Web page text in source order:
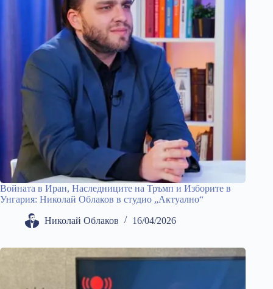
Войната в Иран, Наследниците на Тръмп и Изборите в
Унгария: Николай Облаков в студио „Актуално“
Николай Облаков 16/04/2026